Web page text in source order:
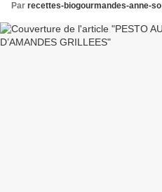
Par recettes-biogourmandes-anne-so